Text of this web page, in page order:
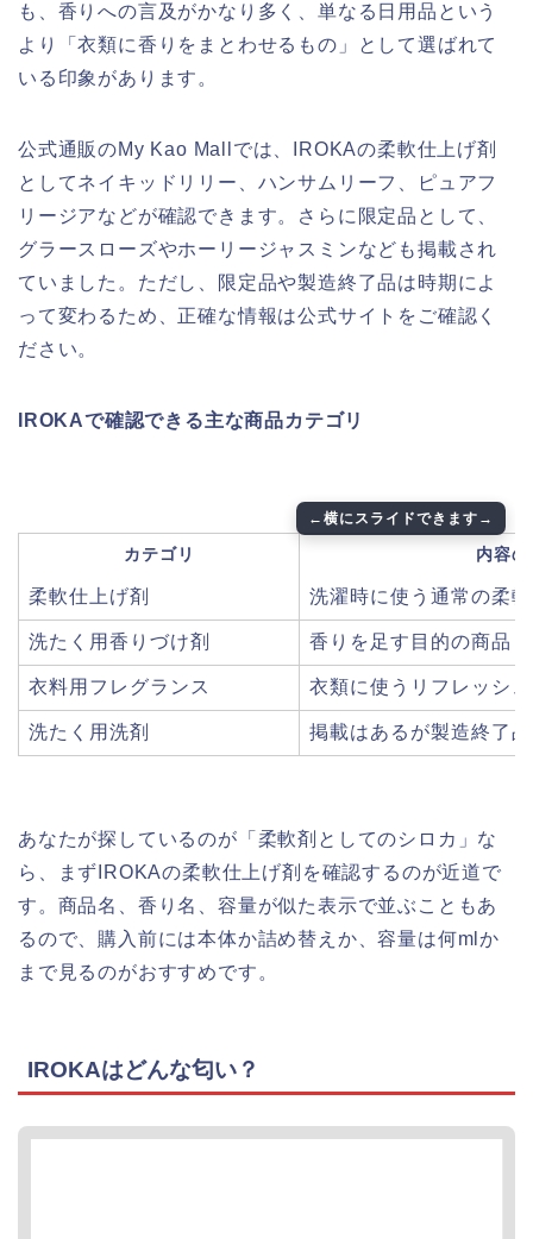
も、香りへの言及がかなり多く、単なる日用品という
より「衣類に香りをまとわせるもの」として選ばれて
いる印象があります。
公式通販のMy Kao Mallでは、IROKAの柔軟仕上げ剤
としてネイキッドリリー、ハンサムリーフ、ピュアフ
リージアなどが確認できます。さらに限定品として、
グラースローズやホーリージャスミンなども掲載され
ていました。ただし、限定品や製造終了品は時期によ
って変わるため、正確な情報は公式サイトをご確認く
ださい。
IROKAで確認できる主な商品カテゴリ
カテゴリ 内容
柔軟仕上げ剤 洗濯時に使う通常の柔
洗たく用香りづけ剤 香りを足す目的の商品
衣料用フレグランス 衣類に使うリフレッシ
洗たく用洗剤 掲載はあるが製造終了
あなたが探しているのが「柔軟剤としてのシロカ」な
ら、まずIROKAの柔軟仕上げ剤を確認するのが近道で
す。商品名、香り名、容量が似た表示で並ぶこともあ
るので、購入前には本体か詰め替えか、容量は何mlか
まで見るのがおすすめです。
IROKAはどんな匂い？